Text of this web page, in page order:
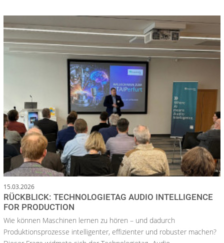
15.03.2026
RÜCKBLICK: TECHNOLOGIETAG AUDIO INTELLIGENCE
FOR PRODUCTION
Wie können Maschinen lernen zu hören – und dadurch
Produktionsprozesse intelligenter, effizienter und robuster machen?